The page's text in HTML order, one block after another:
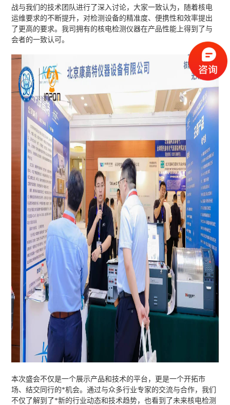
战与我们的技术团队进行了深入讨论，大家一致认为，随着核电
运维要求的不断提升，对检测设备的精准度、便携性和效率提出
了更高的要求。我司拥有的核电检测仪器在产品性能上得到了与
会者的一致认可。
本次盛会不仅是一个展示产品和技术的平台，更是一个开拓市
场、结交同行的*机会。通过与众多行业专家的交流与合作，我们
不仅了解到了*新的行业动态和技术趋势，也看到了未来核电检测